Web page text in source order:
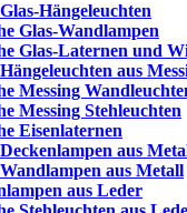
Hängeleuchten
Glas-Wandlampen
Glas-Laternen und
aus
Messing
Messing Stehleuchten
Eisenlaternen
aus
aus Metall
aus Leder